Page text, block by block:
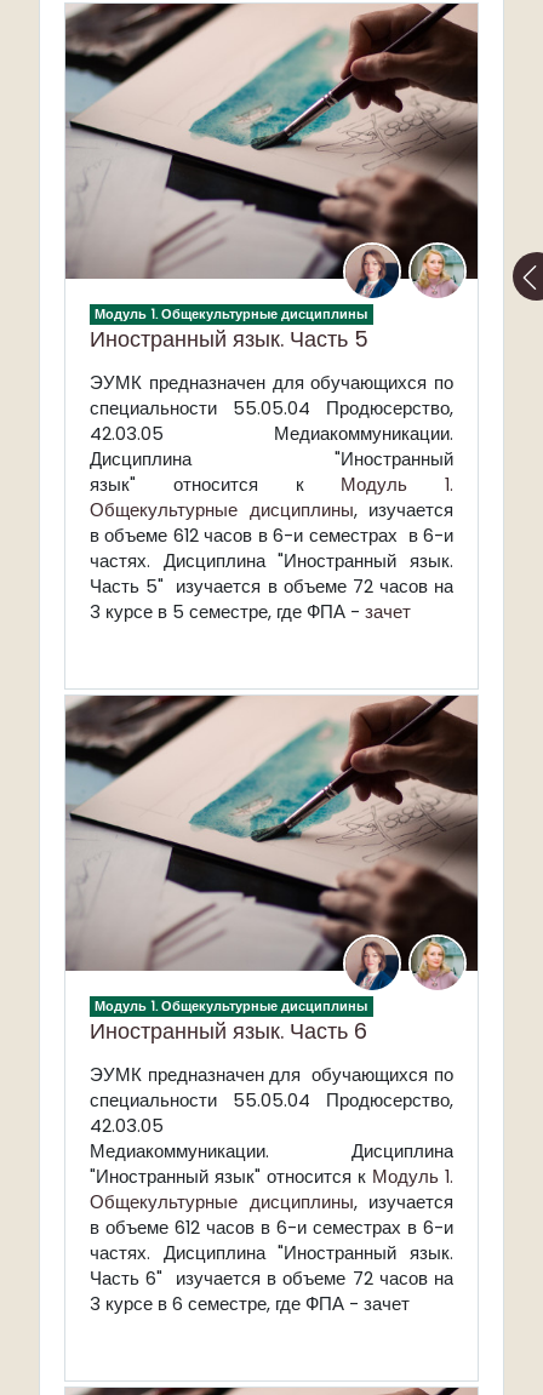
Модуль 1. Общекультурные дисциплины
Иностранный язык. Часть 5
ЭУМК предназначен для обучающихся по
специальности 55.05.04 Продюсерство,
42.03.05 Медиакоммуникации.
Дисциплина "Иностранный
язык" относится к Модуль 1.
Общекультурные дисциплины, изучается
в объеме 612 часов в 6-и семестрах в 6-и
частях. Дисциплина "Иностранный язык.
Часть 5" изучается в объеме 72 часов на
3 курсе в 5 семестре, где ФПА - зачет
Модуль 1. Общекультурные дисциплины
Иностранный язык. Часть 6
ЭУМК предназначен для обучающихся по
специальности 55.05.04 Продюсерство,
42.03.05
Медиакоммуникации. Дисциплина
"Иностранный язык" относится к Модуль 1.
Общекультурные дисциплины, изучается
в объеме 612 часов в 6-и семестрах в 6-и
частях. Дисциплина "Иностранный язык.
Часть 6" изучается в объеме 72 часов на
3 курсе в 6 семестре, где ФПА - зачет